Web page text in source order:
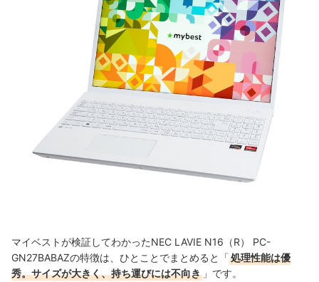
マイベストが検証してわかったNEC LAVIE N16（R） PC-
GN27BABAZの特徴は、ひとことでまとめると「処理性能は優
秀。サイズが大きく、持ち運びには不向き 」です。